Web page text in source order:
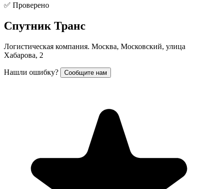
✅ Проверено
Спутник Транс
Логистическая компания. Москва, Московский, улица
Хабарова, 2
Нашли ошибку? Сообщите нам